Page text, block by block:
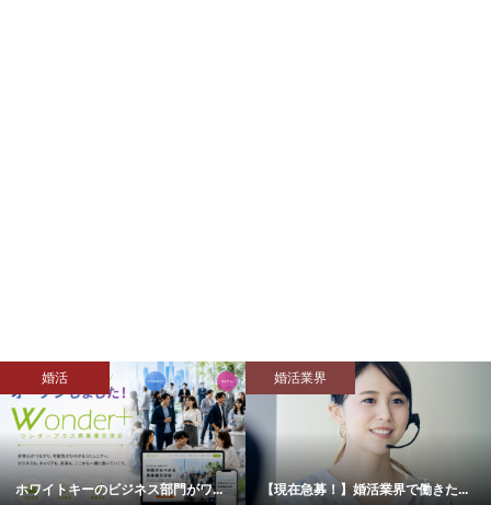
婚活
ホワイトキーのビジネス部門がワ...
婚活業界
【現在急募！】婚活業界で働きた...